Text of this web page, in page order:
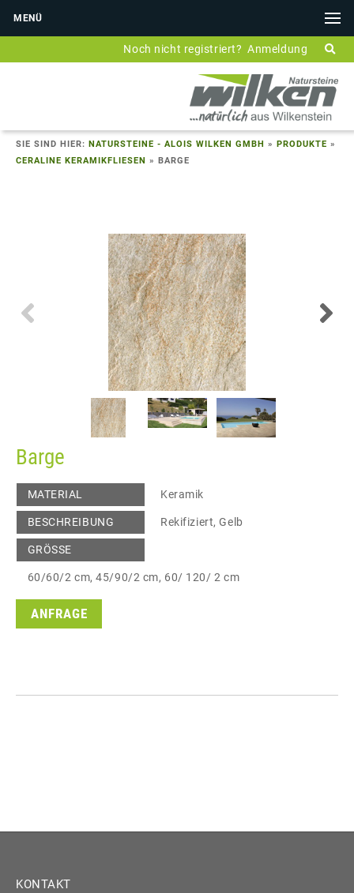
MENÜ
Anmeldung
Noch nicht registriert?
SIE SIND HIER: NATURSTEINE - ALOIS WILKEN GMBH » PRODUKTE »
CERALINE KERAMIKFLIESEN » BARGE
Barge
MATERIAL Keramik
BESCHREIBUNG Rekifiziert, Gelb
GRÖSSE
60/60/2 cm, 45/90/2 cm, 60/ 120/ 2 cm
ANFRAGE
KONTAKT